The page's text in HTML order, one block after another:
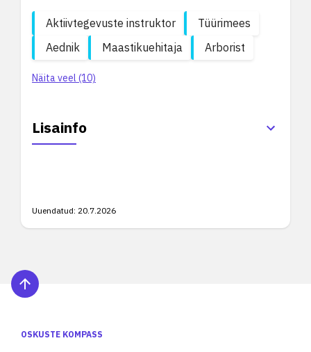
Aktiivtegevuste instruktor
Tüürimees
Aednik
Maastikuehitaja Arborist
Näita veel (10)
Lisainfo
Uuendatud: 20.7.2026
OSKUSTE KOMPASS